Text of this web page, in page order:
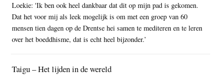
Loekie: 'Ik ben ook heel dankbaar dat dit op mijn pad is gekomen.
Dat het voor mij als leek mogelijk is om met een groep van 60
mensen tien dagen op de Drentse hei samen te mediteren en te leren
over het boeddhisme, dat is echt heel bijzonder.’
Taigu – Het lijden in de wereld